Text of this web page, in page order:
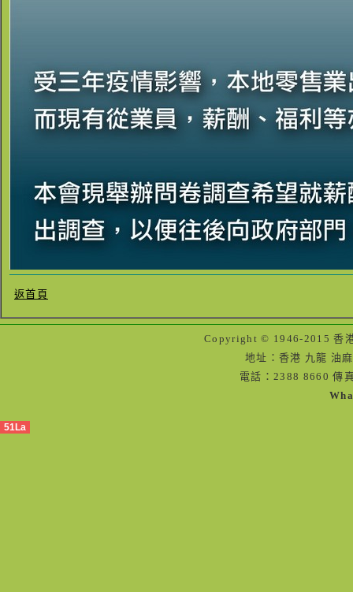
返首頁
Copyright © 1946-2015 香
地址：香港 九龍 油
電話：2388 8660 傳
51La